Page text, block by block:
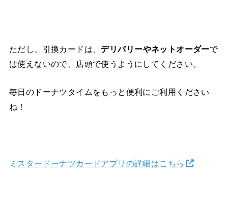
ただし、 引換カードは、デリバリーやネットオーダーで
は使えないので、店頭で使うようにしてください。
毎日のドーナツタイムをもっと便利にご利用ください
ね！
ミスタードーナツカードアプリの詳細はこちら